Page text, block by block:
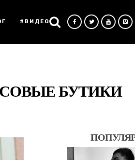
#ВИДЕО
БУТИКИ